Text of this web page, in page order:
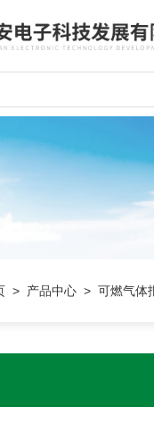
> 产品中心 >可燃气体